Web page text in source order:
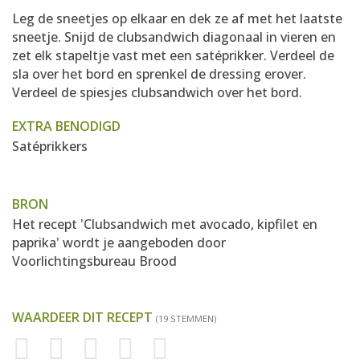
Leg de sneetjes op elkaar en dek ze af met het laatste
sneetje. Snijd de clubsandwich diagonaal in vieren en
zet elk stapeltje vast met een satéprikker. Verdeel de
sla over het bord en sprenkel de dressing erover.
Verdeel de spiesjes clubsandwich over het bord.
EXTRA BENODIGD
Satéprikkers
BRON
Het recept 'Clubsandwich met avocado, kipfilet en
paprika' wordt je aangeboden door
Voorlichtingsbureau Brood
WAARDEER DIT RECEPT (19 STEMMEN)